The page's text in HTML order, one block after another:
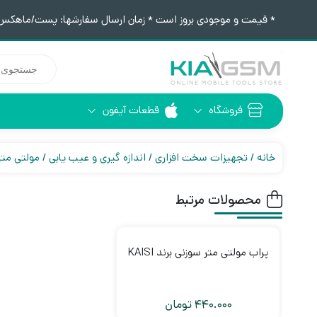
* قیمت و موجودی بروز است * زمان ارسال سفارشها: پست/ماهکس ١٢:٣٠ / تیپاکس
محصولات
فروشگاه
ابزار لحیم کاری
قطعات آیفون
آیفون 6 خانه تجهیزات سخت افزاری اندازه گیری و عیب یابی مولتی
محصولات مرتبط
پراب مولتی متر سوزنی برند KAISI
440.000 تومان